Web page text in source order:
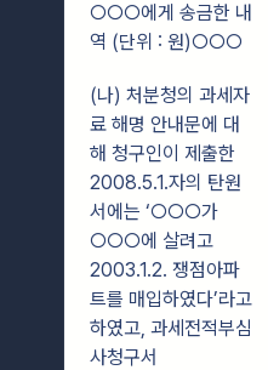
○○○에게 송금한 내
역 (단위 : 원)○○○
(나) 처분청의 과세자
료 해명 안내문에 대
해 청구인이 제출한
2008.5.1.자의 탄원
서에는 ‘○○○가
○○○에 살려고
2003.1.2. 쟁점아파
트를 매입하였다’라고
하였고, 과세전적부심
사청구서